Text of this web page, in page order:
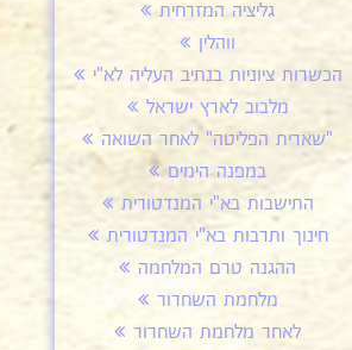
גליציה המזרחית
ווהלין
הכשרות ציוניות בנתיב העליה לא"י
מלבוב לארץ ישראל
"שארית הפליטה" לאחר השואה
במפנה הימים
התישבות בא"י המנדטורית
חינוך ותרבות בא"י המנדטורית
ההגנה טרם המלחמה
מלחמת השחרור
לאחר מלחמת השחרור